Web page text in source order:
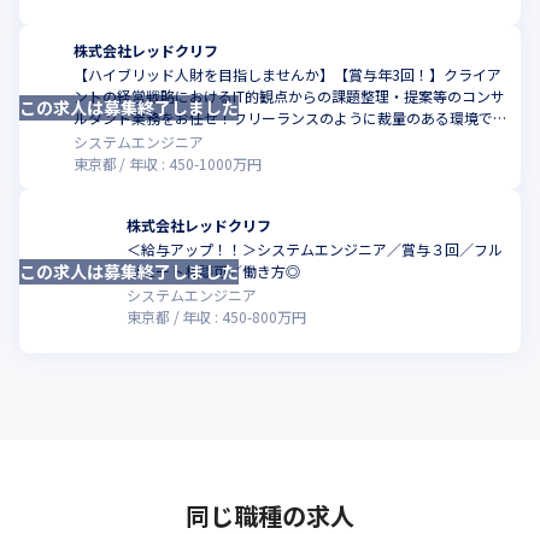
株式会社レッドクリフ
【ハイブリッド人財を目指しませんか】【賞与年3回！】クライア
ントの経営戦略におけるIT的観点からの課題整理・提案等のコンサ
ルタント業務をお任せ！フリーランスのように裁量のある環境で
やりがいを持って働きませんか
システムエンジニア
東京都
年収 : 450-1000万円
この求人は募集終了しました
株式会社レッドクリフ
＜給与アップ！！＞システムエンジニア／賞与３回／フル
リモート相談可／働き方◎
システムエンジニア
東京都
年収 : 450-800万円
この求人は募集終了しました
同じ職種の求人